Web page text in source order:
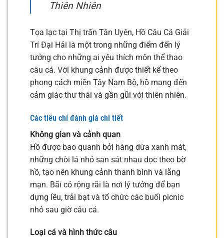
Thiên Nhiên
Tọa lạc tại Thị trấn Tân Uyên, Hồ Câu Cá Giải
Trí Đại Hải là một trong những điểm đến lý
tưởng cho những ai yêu thích môn thể thao
câu cá. Với khung cảnh được thiết kế theo
phong cách miền Tây Nam Bộ, hồ mang đến
cảm giác thư thái và gần gũi với thiên nhiên.
Các tiêu chí đánh giá chi tiết
Không gian và cảnh quan
Hồ được bao quanh bởi hàng dừa xanh mát,
những chòi lá nhỏ san sát nhau dọc theo bờ
hồ, tạo nên khung cảnh thanh bình và lãng
mạn. Bãi cỏ rộng rãi là nơi lý tưởng để bạn
dựng lều, trải bạt và tổ chức các buổi picnic
nhỏ sau giờ câu cá.
Loại cá và hình thức câu